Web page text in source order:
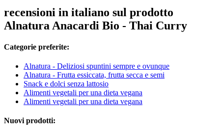
recensioni in italiano sul prodotto
Alnatura Anacardi Bio - Thai Curry
Categorie preferite:
Alnatura - Deliziosi spuntini sempre e ovunque
Alnatura - Frutta essiccata, frutta secca e semi
Snack e dolci senza lattosio
Alimenti vegetali per una dieta vegana
Alimenti vegetali per una dieta vegana
Nuovi prodotti: